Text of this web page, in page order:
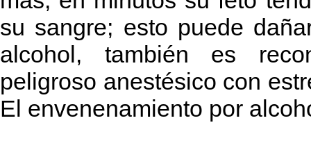
su sangre; esto puede
alcohol, también es
peligroso anestésico con
El envenenamiento por